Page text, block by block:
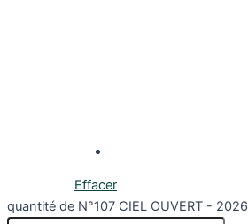
Effacer
quantité de N°107 CIEL OUVERT - 2026